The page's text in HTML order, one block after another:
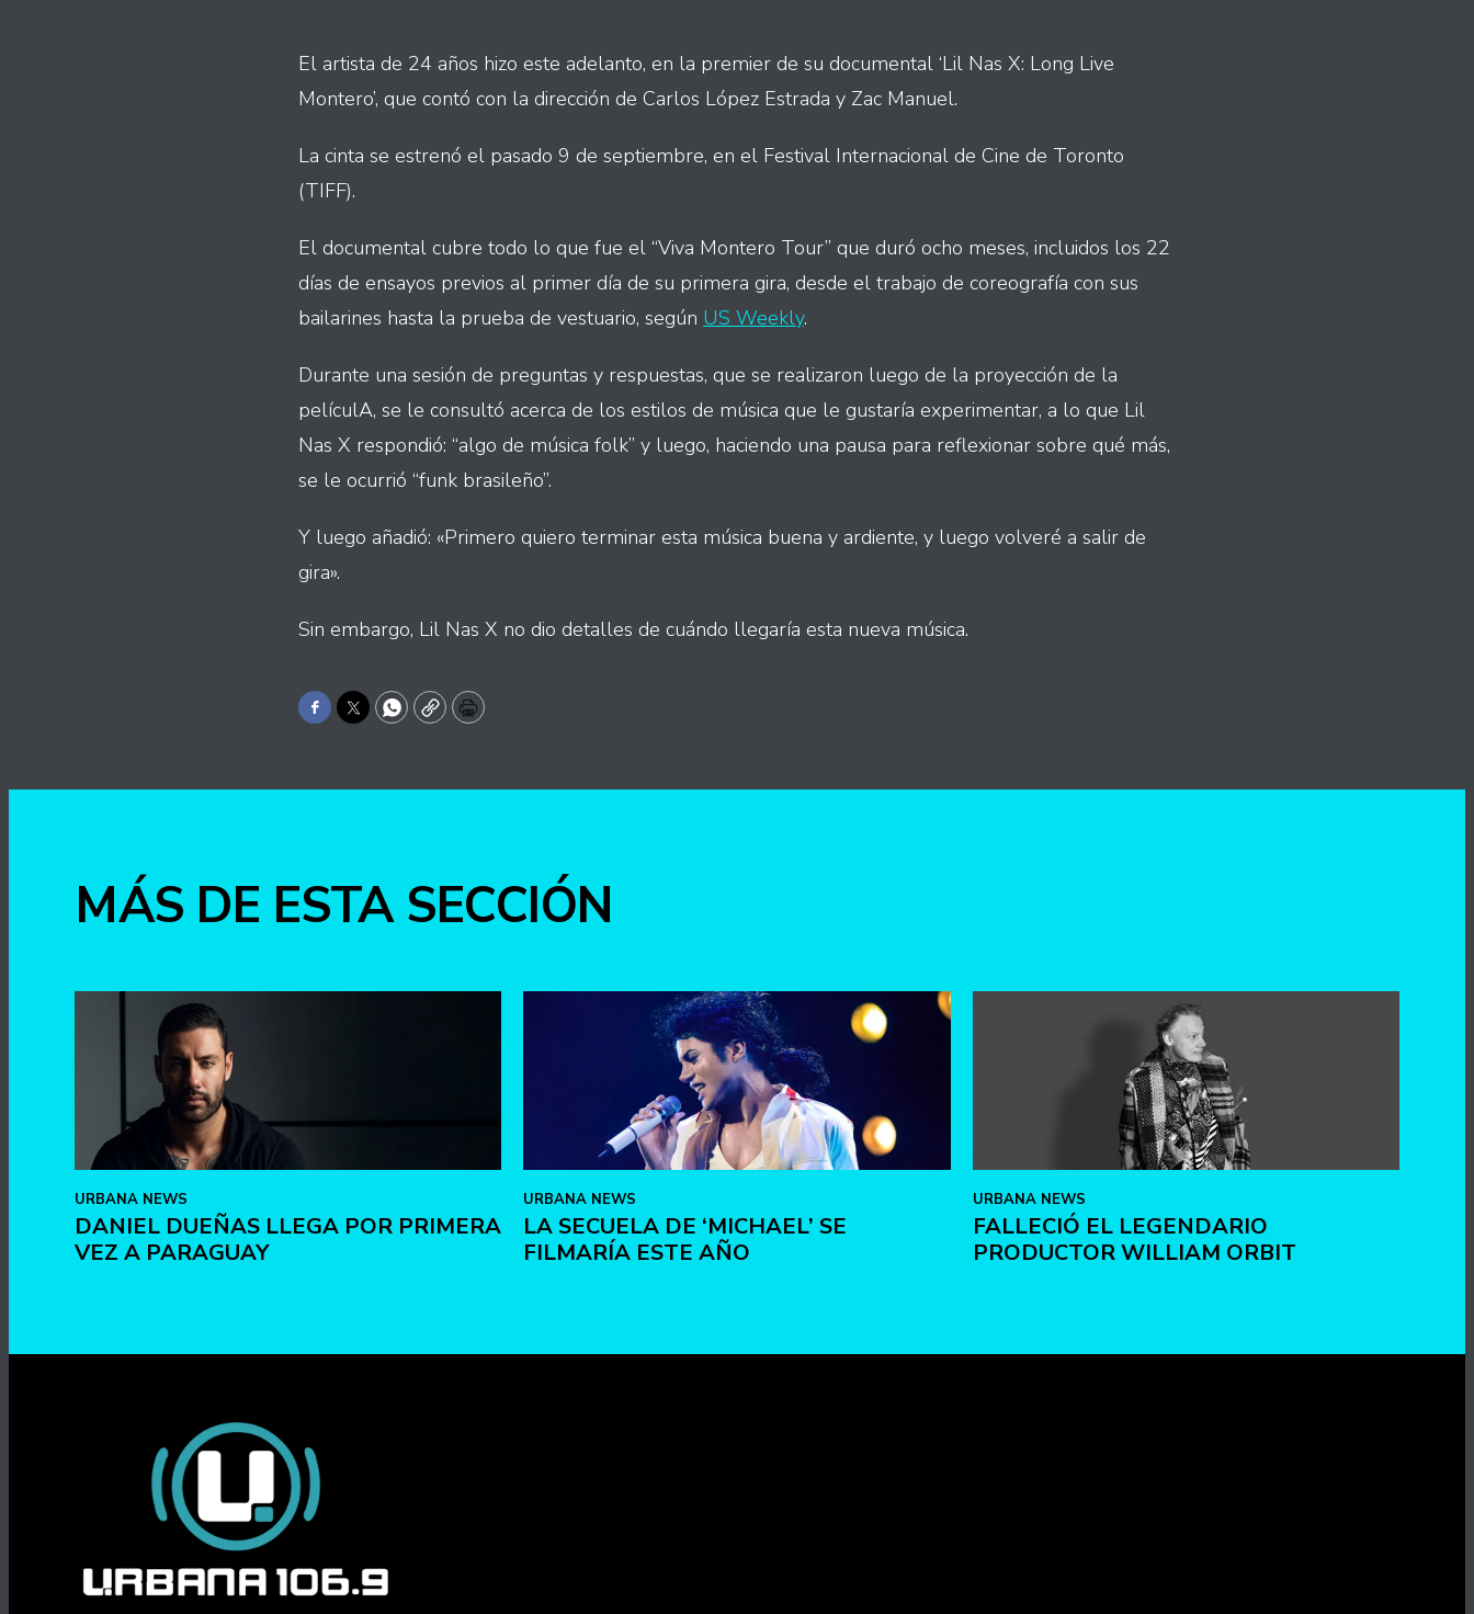
El artista de 24 años hizo este adelanto, en la premier de su documental ‘Lil Nas X: Long Live
Montero’, que contó con la dirección de Carlos López Estrada y Zac Manuel.
La cinta se estrenó el pasado 9 de septiembre, en el Festival Internacional de Cine de Toronto
(TIFF).
El documental cubre todo lo que fue el “Viva Montero Tour” que duró ocho meses, incluidos los 22
días de ensayos previos al primer día de su primera gira, desde el trabajo de coreografía con sus
bailarines hasta la prueba de vestuario, según US Weekly.
Durante una sesión de preguntas y respuestas, que se realizaron luego de la proyección de la
películA, se le consultó acerca de los estilos de música que le gustaría experimentar, a lo que Lil
Nas X respondió: “algo de música folk” y luego, haciendo una pausa para reflexionar sobre qué más,
se le ocurrió “funk brasileño”.
Y luego añadió: «Primero quiero terminar esta música buena y ardiente, y luego volveré a salir de
gira».
Sin embargo, Lil Nas X no dio detalles de cuándo llegaría esta nueva música.
Facebook
TwitterWhatsApp
CopyPrint
MÁS DE ESTA SECCIÓN
URBANA NEWS
DANIEL DUEÑAS LLEGA POR PRIMERA
VEZ A PARAGUAY
URBANA NEWS
LA SECUELA DE ‘MICHAEL’ SE
FILMARÍA ESTE AÑO
URBANA NEWS
FALLECIÓ EL LEGENDARIO
PRODUCTOR WILLIAM ORBIT